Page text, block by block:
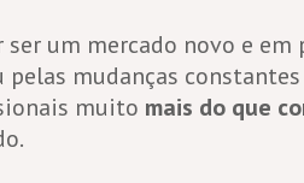
ser um mercado novo e
mudanças
muito mais do que